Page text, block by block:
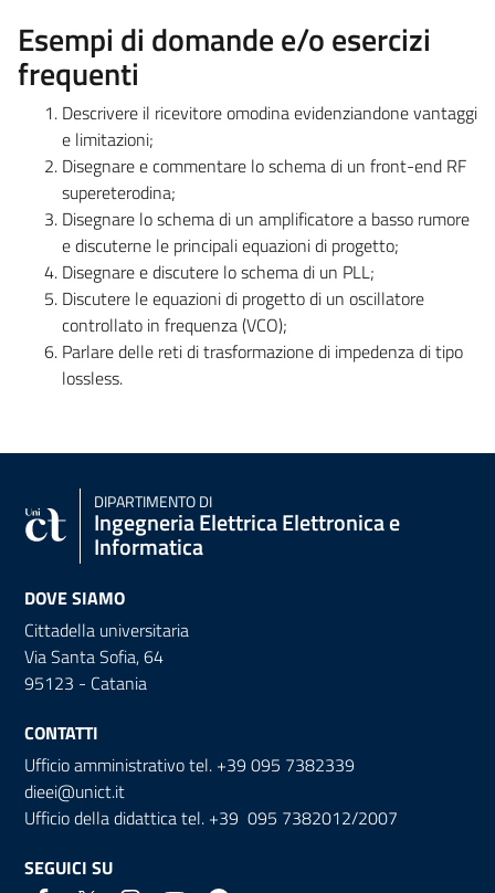
Esempi di domande e/o esercizi
frequenti
Descrivere il ricevitore omodina evidenziandone vantaggi
e limitazioni;
Disegnare e commentare lo schema di un front-end RF
supereterodina;
Disegnare lo schema di un amplificatore a basso rumore
e discuterne le principali equazioni di progetto;
Disegnare e discutere lo schema di un PLL;
Discutere le equazioni di progetto di un oscillatore
controllato in frequenza (VCO);
Parlare delle reti di trasformazione di impedenza di tipo
lossless.
DIPARTIMENTO DI
Ingegneria Elettrica Elettronica e
Informatica
DOVE SIAMO
Cittadella universitaria
Via Santa Sofia, 64
95123 - Catania
CONTATTI
Ufficio amministrativo tel. +39 095 7382339
dieei@unict.it
Ufficio della didattica tel. +39 095 7382012/2007
SEGUICI SU